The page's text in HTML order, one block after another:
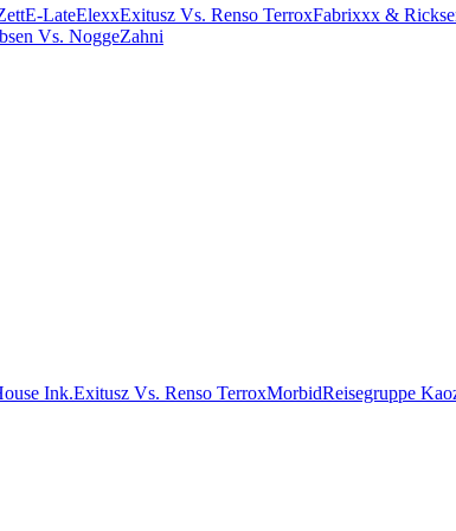
E-LateElexxExitusz Vs. Renso TerroxFabrixxx &
Vs. NoggeZahni
Ink.Exitusz Vs. Renso TerroxMorbidReisegruppe